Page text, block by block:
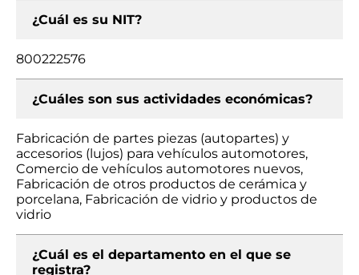
¿Cuál es su NIT?
800222576
¿Cuáles son sus actividades económicas?
Fabricación de partes piezas (autopartes) y
accesorios (lujos) para vehículos automotores,
Comercio de vehículos automotores nuevos,
Fabricación de otros productos de cerámica y
porcelana, Fabricación de vidrio y productos de
vidrio
¿Cuál es el departamento en el que se
registra?